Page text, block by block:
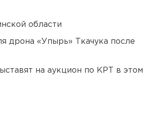
области
дрона «Упырь» Ткачука после
на аукцион по КРТ в этом